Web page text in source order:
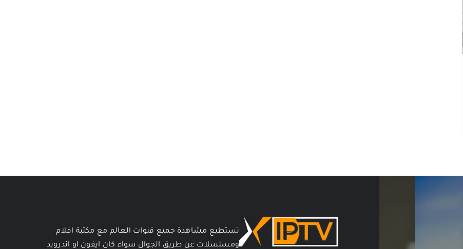
تستطيع مشاهدة جميع قنوات العالم مع مكتبة افلام
ومسلسلات عن طريق الجوال سواء كان ايفون او اندرويد